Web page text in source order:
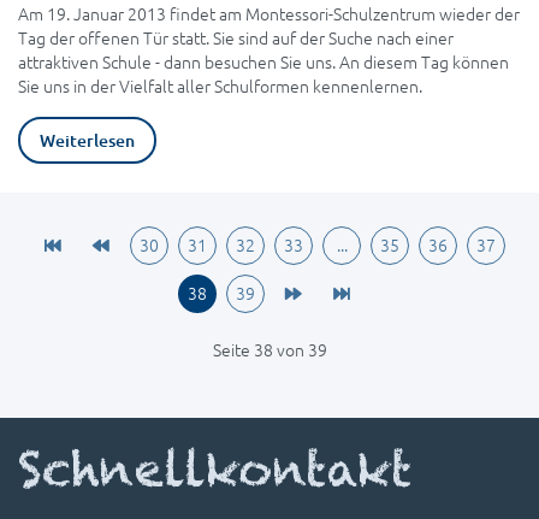
Am 19. Januar 2013 findet am Montessori-Schulzentrum wieder der
Tag der offenen Tür statt. Sie sind auf der Suche nach einer
attraktiven Schule - dann besuchen Sie uns. An diesem Tag können
Sie uns in der Vielfalt aller Schulformen kennenlernen.
Weiterlesen
30 31 32 33 ... 35 36
37
38
39
Seite 38 von 39
Schnellkontakt